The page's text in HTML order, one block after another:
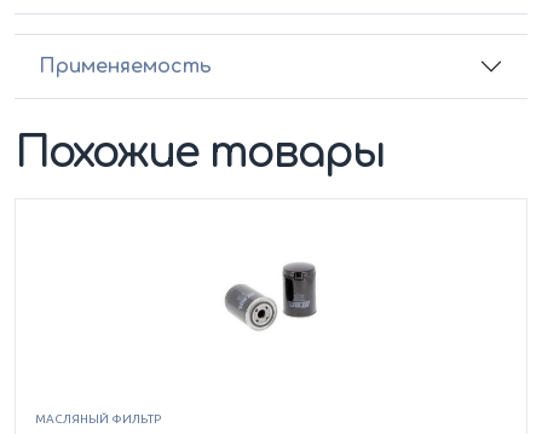
Применяемость
Похожие товары
МАСЛЯНЫЙ ФИЛЬТР